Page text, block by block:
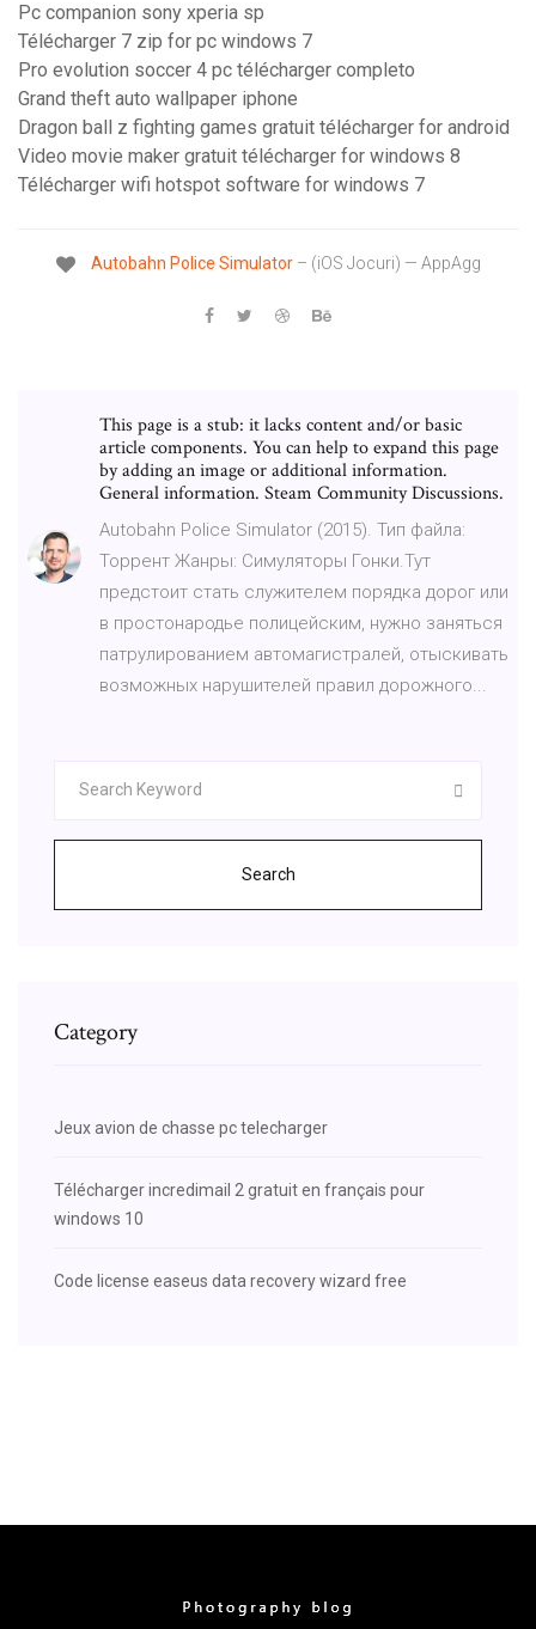
Pc companion sony xperia sp
Télécharger 7 zip for pc windows 7
Pro evolution soccer 4 pc télécharger completo
Grand theft auto wallpaper iphone
Dragon ball z fighting games gratuit télécharger for android
Video movie maker gratuit télécharger for windows 8
Télécharger wifi hotspot software for windows 7
Autobahn Police Simulator– (iOS Jocuri) — AppAgg
This page is a stub: it lacks content and/or basic
article components. You can help to expand this page
by adding an image or additional information.
General information. Steam Community Discussions.
Autobahn Police Simulator (2015). Тип файла:
Торрент Жанры: Симуляторы Гонки.Тут
предстоит стать служителем порядка дорог или
в простонародье полицейским, нужно заняться
патрулированием автомагистралей, отыскивать
возможных нарушителей правил дорожного...
Search
Category
Jeux avion de chasse pc telecharger
Télécharger incredimail 2 gratuit en français pour
windows 10
Code license easeus data recovery wizard free